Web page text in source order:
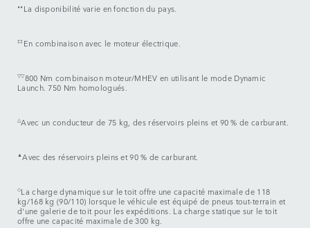
⬧⬧ La disponibilité varie en fonction du pays.
‡‡ En combinaison avec le moteur électrique.
▽▽800 Nm combinaison moteur/MHEV en utilisant le mode Dynamic
Launch. 750 Nm homologués.
△Avec un conducteur de 75 kg, des réservoirs pleins et 90 % de carburant.
▲Avec des réservoirs pleins et 90 % de carburant.
◇La charge dynamique sur le toit offre une capacité maximale de 118
kg/168 kg (90/110) lorsque le véhicule est équipé de pneus tout-terrain et
d'une galerie de toit pour les expéditions. La charge statique sur le toit
offre une capacité maximale de 300 kg.